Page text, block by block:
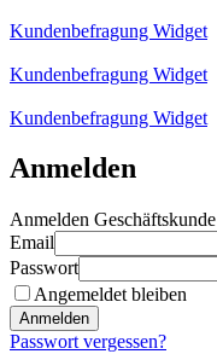
Kundenbefragung Widget
Kundenbefragung Widget
Kundenbefragung Widget
Anmelden
Anmelden Geschäftskunde
Email
Passwort
Angemeldet bleiben
Anmelden
Passwort vergessen?